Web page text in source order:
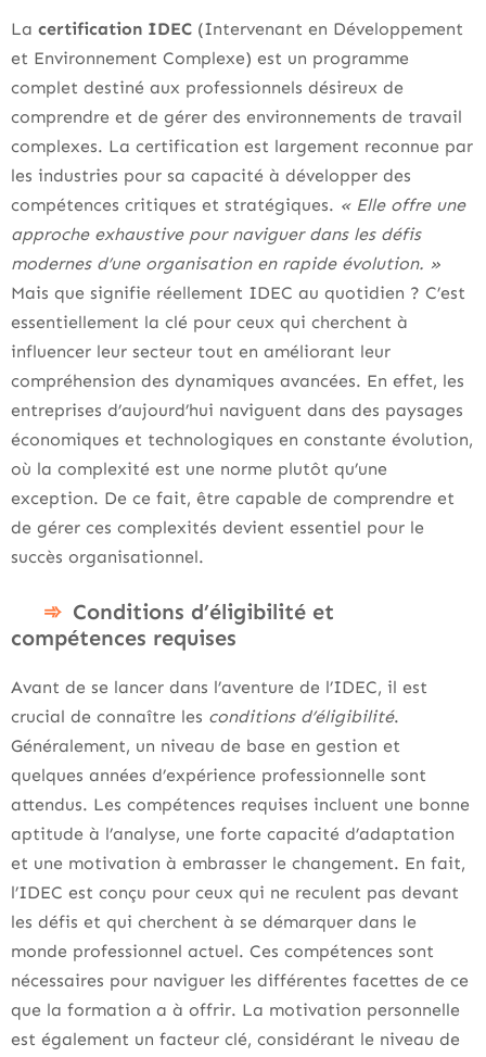
La certification IDEC (Intervenant en Développement
et Environnement Complexe) est un programme
complet destiné aux professionnels désireux de
comprendre et de gérer des environnements de travail
complexes. La certification est largement reconnue par
les industries pour sa capacité à développer des
compétences critiques et stratégiques. « Elle offre une
approche exhaustive pour naviguer dans les défis
modernes d’une organisation en rapide évolution. »
Mais que signifie réellement IDEC au quotidien ? C’est
essentiellement la clé pour ceux qui cherchent à
influencer leur secteur tout en améliorant leur
compréhension des dynamiques avancées. En effet, les
entreprises d’aujourd’hui naviguent dans des paysages
économiques et technologiques en constante évolution,
où la complexité est une norme plutôt qu’une
exception. De ce fait, être capable de comprendre et
de gérer ces complexités devient essentiel pour le
succès organisationnel.
Conditions d’éligibilité et
compétences requises
Avant de se lancer dans l’aventure de l’IDEC, il est
crucial de connaître les conditions d’éligibilité.
Généralement, un niveau de base en gestion et
quelques années d’expérience professionnelle sont
attendus. Les compétences requises incluent une bonne
aptitude à l’analyse, une forte capacité d’adaptation
et une motivation à embrasser le changement. En fait,
l’IDEC est conçu pour ceux qui ne reculent pas devant
les défis et qui cherchent à se démarquer dans le
monde professionnel actuel. Ces compétences sont
nécessaires pour naviguer les différentes facettes de ce
que la formation a à offrir. La motivation personnelle
est également un facteur clé, considérant le niveau de